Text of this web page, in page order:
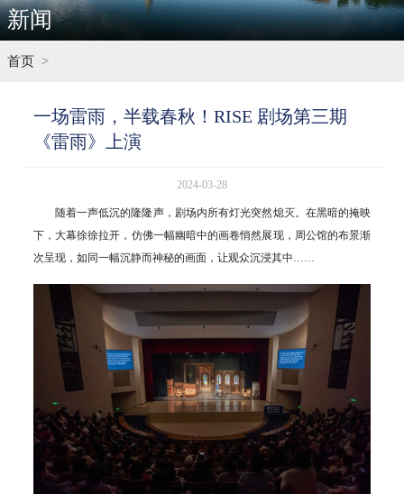
新闻
首页
一场雷雨，半载春秋！RISE 剧场第三期
《雷雨》上演
2024-03-28
随着一声低沉的隆隆声，剧场内所有灯光突然熄灭。在黑暗的掩映
下，大幕徐徐拉开，仿佛一幅幽暗中的画卷悄然展现，周公馆的布景渐
次呈现，如同一幅沉静而神秘的画面，让观众沉浸其中……